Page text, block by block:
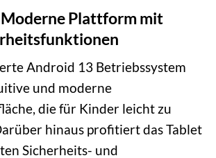
Plattform mit
Android 13 Betriebssystem
und moderne
die für Kinder leicht zu
hinaus profitiert das Tablet
Sicherheits- und